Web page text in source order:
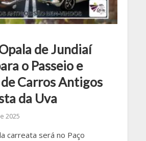
de Jundiaí
o Passeio e
Carros Antigos
da Uva
2025
carreata será no Paço